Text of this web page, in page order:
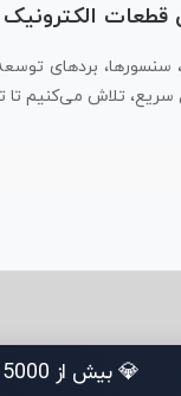
قطعات
سنسورها، بردهای
تلاش می‌کنیم تا
💎 بیش از 5000 قلم قطعات الکترونیک و رباتیک